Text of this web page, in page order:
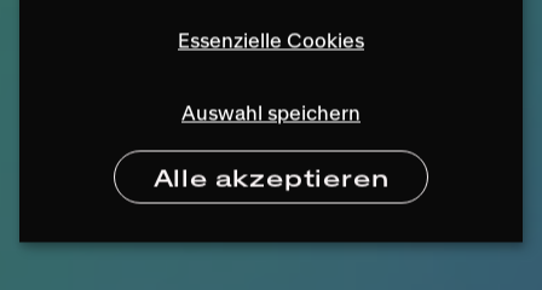
Essenzielle Cookies
Auswahl speichern
Alle akzeptieren